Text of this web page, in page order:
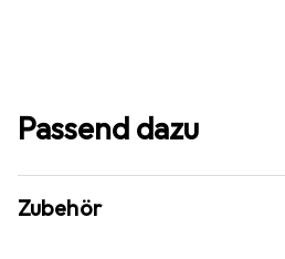
Passend dazu
Zubehör